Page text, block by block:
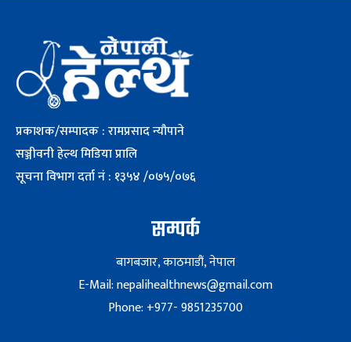
प्रकाशक/सम्पादक : रामप्रसाद न्यौपाने
सञ्जीवनी हेल्थ मिडिया प्रालि
सूचना विभाग दर्ता नं : १३५४ /०७५/०७६
सम्पर्क
बागबजार, काठमाडौं, नेपाल
E-Mail: nepalihealthnews@gmail.com
Phone: +977- 9851235700